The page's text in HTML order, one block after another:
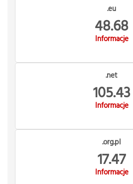
.eu
48.68
Informacje
.net
105.43
Informacje
.org.pl
17.47
Informacje